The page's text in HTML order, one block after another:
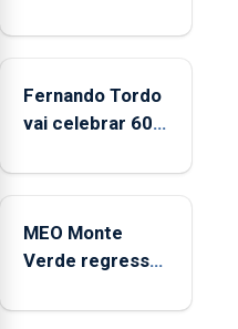
e
Fernando Tordo
vai celebrar 60
no Coliseu
MEO Monte
Verde regressa
acessibilidade